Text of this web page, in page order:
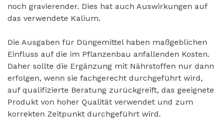
noch gravierender. Dies hat auch Auswirkungen auf
das verwendete Kalium.
Die Ausgaben für Düngemittel haben maßgeblichen
Einfluss auf die im Pflanzenbau anfallenden Kosten.
Daher sollte die Ergänzung mit Nährstoffen nur dann
erfolgen, wenn sie fachgerecht durchgeführt wird,
auf qualifizierte Beratung zurückgreift, das geeignete
Produkt von hoher Qualität verwendet und zum
korrekten Zeitpunkt durchgeführt wird.